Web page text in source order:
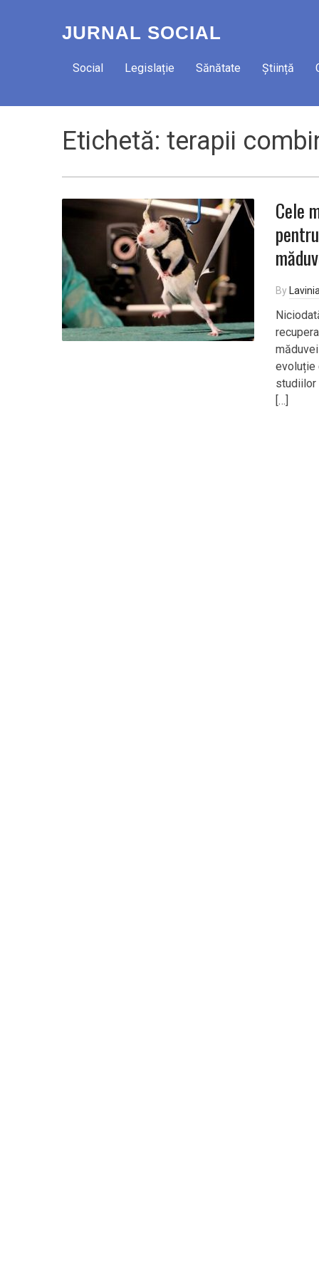
JURNAL SOCIAL
Social Legislație Sănătate Știință
Etichetă: terapii
Cele
By
evoluție
studiilor
[…]